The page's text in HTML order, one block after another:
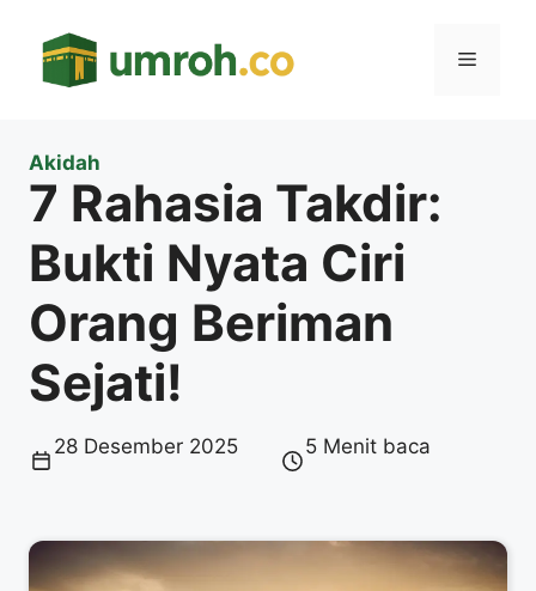
Menu
Akidah
7 Rahasia Takdir:
Bukti Nyata Ciri
Orang Beriman
Sejati!
28 Desember 2025 5 Menit baca